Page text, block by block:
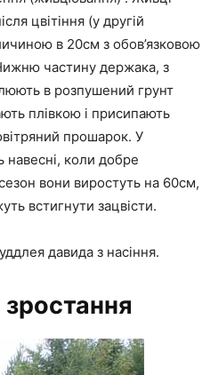
цвітіння (у другій
в 20см з обов’язковою
частину держака, з
в розпушений грунт
плівкою і присипають
прошарок. У
навесні, коли добре
вони виростуть на 60см,
встигнути зацвісти.
давида з насіння.